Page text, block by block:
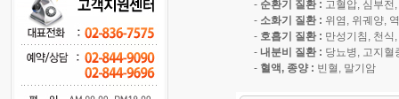
- 순환기 질환 : 고혈압, 심부전
- 소화기 질환 : 위염, 위궤양,
- 호흡기 질환 : 만성기침, 천식
- 내분비 질환 : 당뇨병, 고지혈
- 혈액, 종양 : 빈혈, 말기암